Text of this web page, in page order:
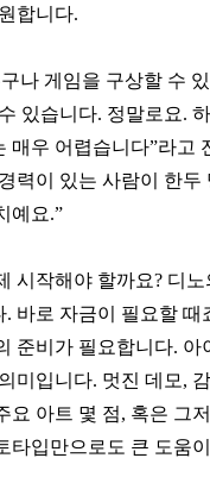
합니다.
나 게임을 구상할 수
있습니다. 정말로요.
매우 어렵습니다”라고
력이 있는 사람이 한두
예요.”
시작해야 할까요? 디
. 바로 자금이 필요할 때
준비가 필요합니다. 아
미입니다. 멋진 데모,
요 아트 몇 점, 혹은 그
타입만으로도 큰 도움